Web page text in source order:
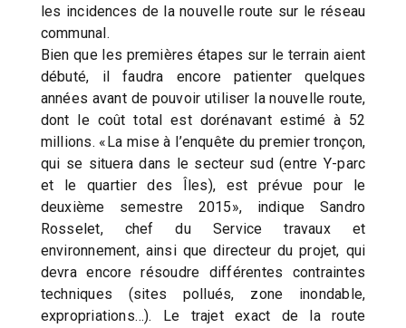
les incidences de la nouvelle route sur le réseau
communal.
Bien que les premières étapes sur le terrain aient
débuté, il faudra encore patienter quelques
années avant de pouvoir utiliser la nouvelle route,
dont le coût total est dorénavant estimé à 52
millions. «La mise à l’enquête du premier tronçon,
qui se situera dans le secteur sud (entre Y-parc
et le quartier des Îles), est prévue pour le
deuxième semestre 2015», indique Sandro
Rosselet, chef du Service travaux et
environnement, ainsi que directeur du projet, qui
devra encore résoudre différentes contraintes
techniques (sites pollués, zone inondable,
expropriations…). Le trajet exact de la route